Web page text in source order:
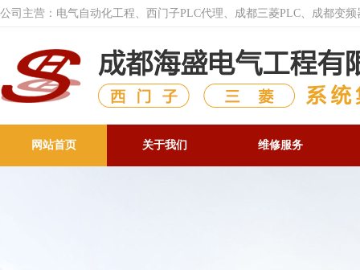
公司主营：电气自动化工程、西门子PLC代理、成都三菱PLC、成都变
网站首页 关于我们 维修服务